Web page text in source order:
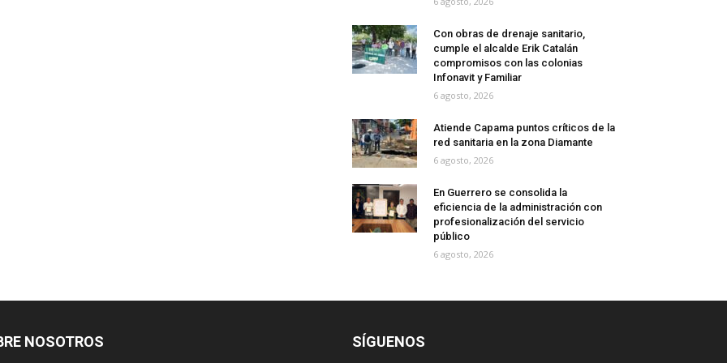
Con obras de drenaje sanitario,
cumple el alcalde Erik Catalán
compromisos con las colonias
Infonavit y Familiar
6 agosto, 2026
Atiende Capama puntos críticos de la
red sanitaria en la zona Diamante
6 agosto, 2026
En Guerrero se consolida la
eficiencia de la administración con
profesionalización del servicio
público
6 agosto, 2026
NOSOTROS SÍGUENOS